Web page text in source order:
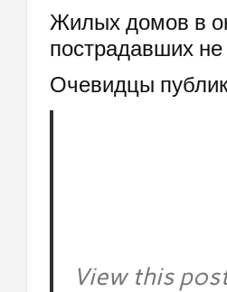
Жилых домов в
пострадавших не
Очевидцы
View this